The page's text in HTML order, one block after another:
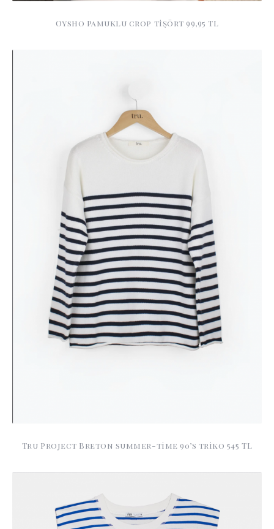
Oysho Pamuklu crop tişört 99,95 TL
Tru Project Breton summer-time 90’s triko 545 TL